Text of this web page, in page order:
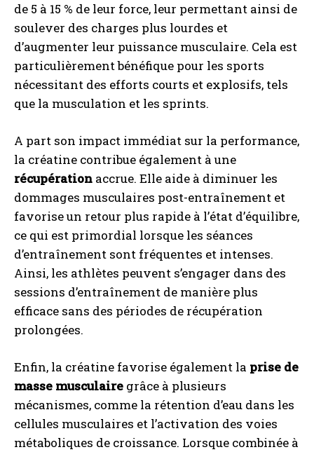
de 5 à 15 % de leur force, leur permettant ainsi de
soulever des charges plus lourdes et
d’augmenter leur puissance musculaire. Cela est
particulièrement bénéfique pour les sports
nécessitant des efforts courts et explosifs, tels
que la musculation et les sprints.
A part son impact immédiat sur la performance,
la créatine contribue également à une
récupération accrue. Elle aide à diminuer les
dommages musculaires post-entraînement et
favorise un retour plus rapide à l’état d’équilibre,
ce qui est primordial lorsque les séances
d’entraînement sont fréquentes et intenses.
Ainsi, les athlètes peuvent s’engager dans des
sessions d’entraînement de manière plus
efficace sans des périodes de récupération
prolongées.
Enfin, la créatine favorise également la prise de
masse musculaire grâce à plusieurs
mécanismes, comme la rétention d’eau dans les
cellules musculaires et l’activation des voies
métaboliques de croissance. Lorsque combinée à